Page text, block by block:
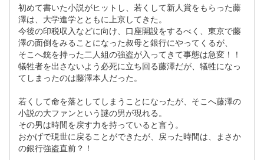
初めて書いた小説がヒットし、若くして新人賞をもらった藤
澤は、大学進学とともに上京してきた。
今後の印税収入などに向け、口座開設をするべく、東京で藤
澤の面倒をみることになった叔母と銀行にやってくるが、
そこへ銃を持った二人組の強盗が入ってきて事態は急変！！
犠牲者を出さないよう必死に立ち回る藤澤だが、犠牲になっ
てしまったのは藤澤本人だった。
若くして命を落としてしまうことになったが、そこへ藤澤の
小説の大ファンという謎の男が現れる。
その男は時間を戻す力を持っていると言う。
おかげで現世に戻ることができたが、戻った時間は、まさか
の銀行強盗直前？！